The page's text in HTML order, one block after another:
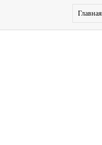
Главная